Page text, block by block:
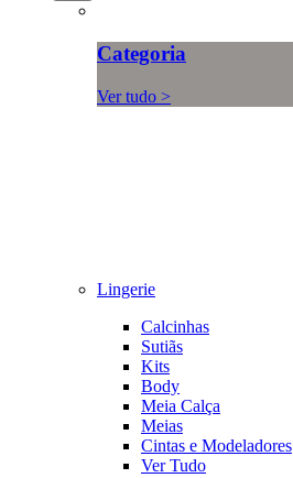
Categoria
Ver tudo >
Lingerie
Calcinhas
Sutiãs
Kits
Body
Meia Calça
Meias
Cintas e Modeladores
Ver Tudo